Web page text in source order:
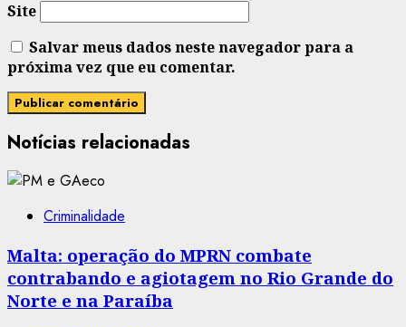
Site
Salvar meus dados neste navegador para a
próxima vez que eu comentar.
Notícias relacionadas
Criminalidade
Malta: operação do MPRN combate
contrabando e agiotagem no Rio Grande do
Norte e na Paraíba